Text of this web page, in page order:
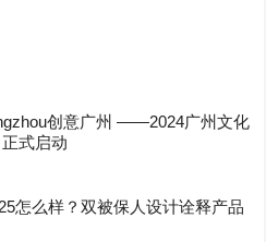
创意广州 ——2024广州文化
式启动
怎么样？双被保人设计诠释产品